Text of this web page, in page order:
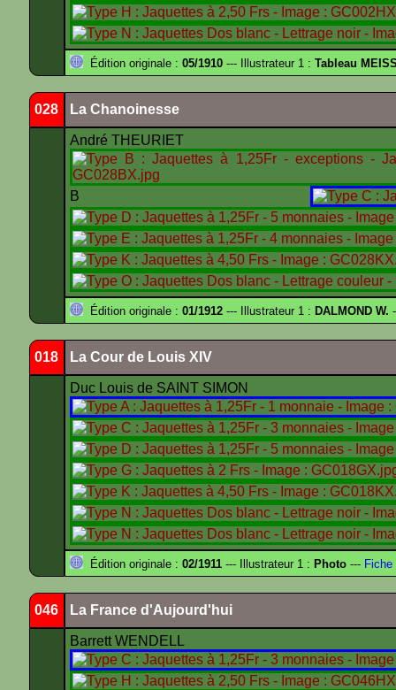
Édition originale : 05/1910 --- Illustrateur 1 : Tableau
028 La Chanoinesse
André THEURIET
B
Édition originale : 01/1912 --- Illustrateur 1 : DALMOND W.
018 La Cour de Louis XIV
Duc Louis de SAINT SIMON
Édition originale : 02/1911 --- Illustrateur 1 : Photo --- Fiche
046 La France d'Aujourd'hui
Barrett WENDELL